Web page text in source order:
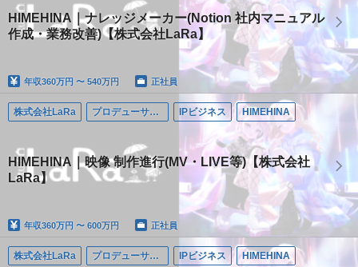
HIMEHINA｜ナレッジメーカー(Notion 社内マニュアル
作成・業務改善)【株式会社LaRa】
年収360万円 〜 540万円 正社員
株式会社LaRa プロデューサー/ディレクター IPビジネス HIMEHINA
HIMEHINA｜映像 制作進行(MV・LIVE等)【株式会社
LaRa】
年収360万円 〜 600万円 正社員
株式会社LaRa プロデューサー/ディレクター IPビジネス HIMEHINA